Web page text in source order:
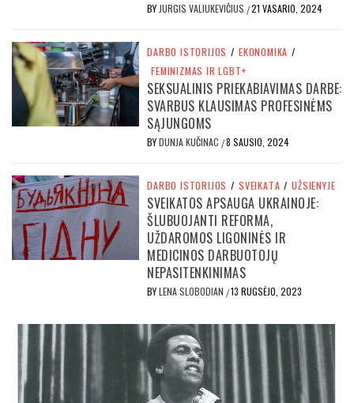
BY JURGIS VALIUKEVIČIUS /21 VASARIO, 2024
DARBO ISTORIJOS / EKONOMIKA /
FEMINIZMAS IR LGBT+
SEKSUALINIS PRIEKABIAVIMAS DARBE:
SVARBUS KLAUSIMAS PROFESINĖMS
SĄJUNGOMS
BYDUNJA KUČINAC /8 SAUSIO, 2024
DARBO ISTORIJOS / SVEIKATA / UŽSIENYJE
SVEIKATOS APSAUGA UKRAINOJE:
ŠLUBUOJANTI REFORMA,
UŽDAROMOS LIGONINĖS IR
MEDICINOS DARBUOTOJŲ
NEPASITENKINIMAS
BYLENA SLOBODIAN /13 RUGSĖJO, 2023